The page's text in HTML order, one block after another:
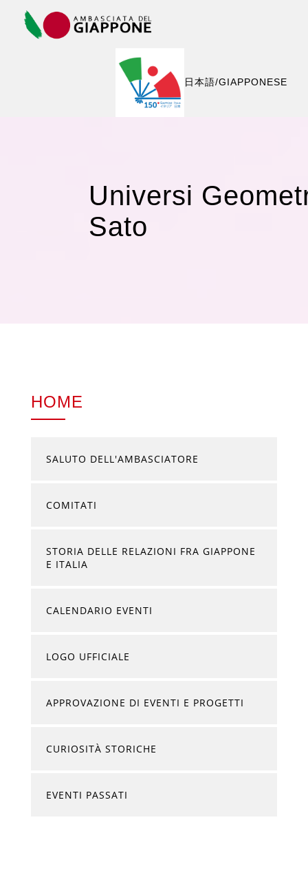
日本語/GIAPPONESE
Universi
Sato
HOME
SALUTO DELL'AMBASCIATORE
COMITATI
STORIA DELLE RELAZIONI FRA GIAPPONE
E ITALIA
CALENDARIO EVENTI
LOGO UFFICIALE
APPROVAZIONE DI EVENTI E PROGETTI
CURIOSITÀ STORICHE
EVENTI PASSATI
COPYRIGHT © 2015 - AMBASCIATA DEL GIAPPONE